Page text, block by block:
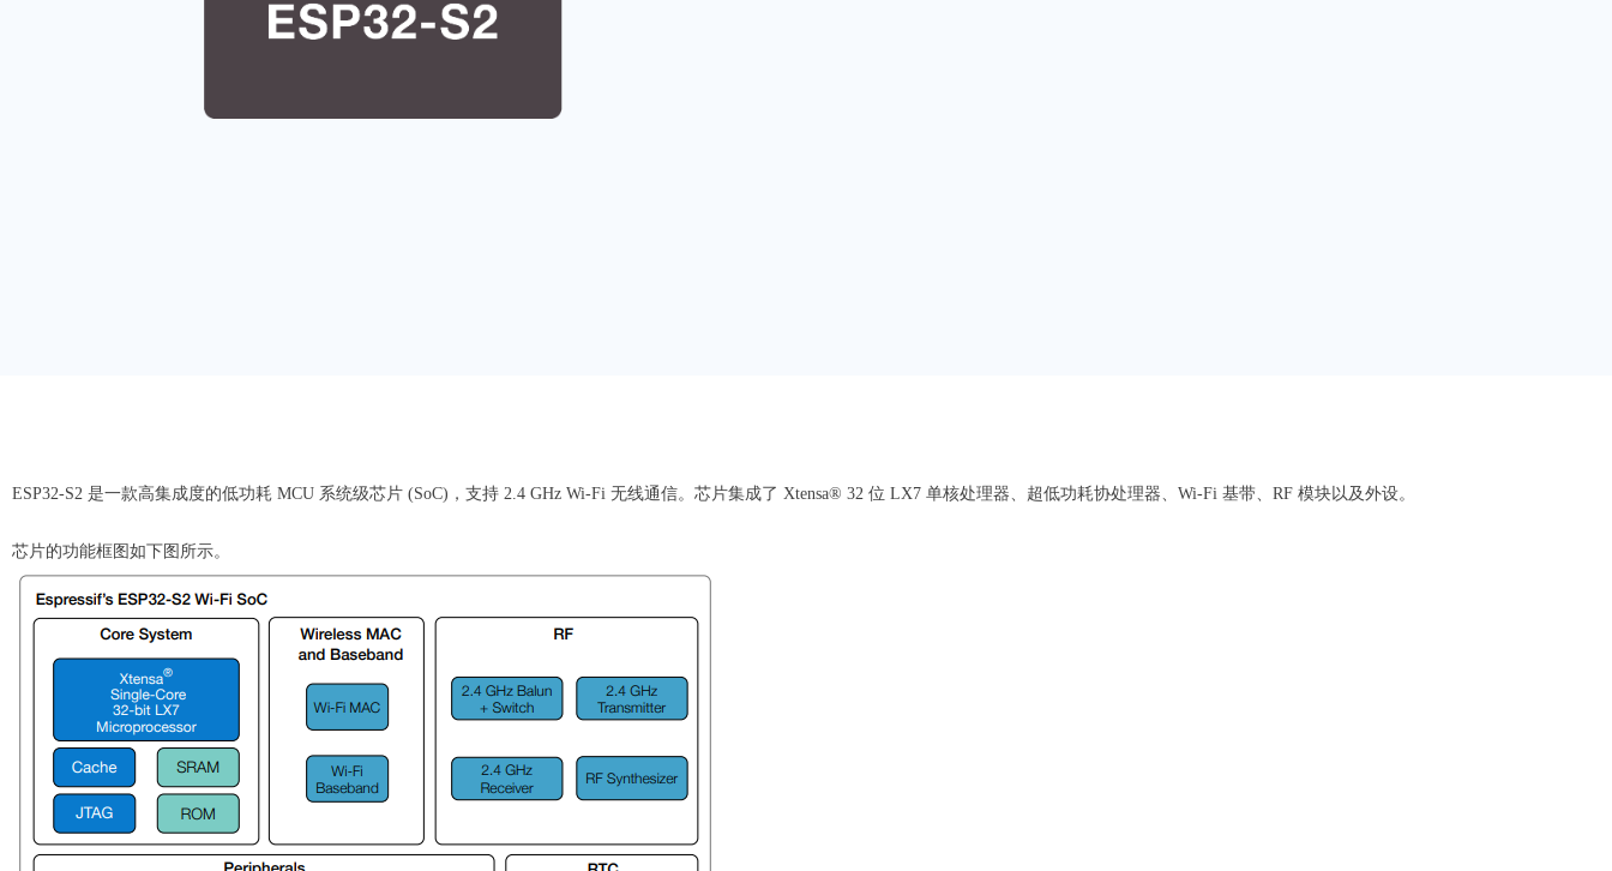
ESP32-S2 是一款高集成度的低功耗 MCU 系统级芯片 (SoC)，支持 2.4 GHz Wi-Fi 无线通信。芯片集成了 Xtensa® 32 位 LX7 单核处理器、超低功耗协处理器、Wi-Fi 基带、RF 模块以及外设。
芯片的功能框图如下图所示。